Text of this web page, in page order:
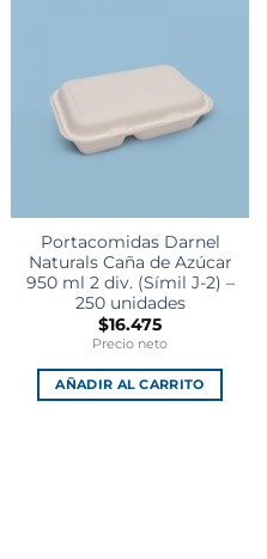
Portacomidas Darnel
Naturals Caña de Azúcar
950 ml 2 div. (Símil J-2) –
250 unidades
$16.475
Precio neto
AÑADIR AL CARRITO